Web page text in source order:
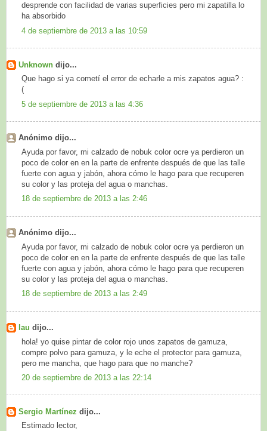
desprende con facilidad de varias superficies pero mi zapatilla lo
ha absorbido
4 de septiembre de 2013 a las 10:59
Unknown dijo...
Que hago si ya cometí el error de echarle a mis zapatos agua? :
(
5 de septiembre de 2013 a las 4:36
Anónimo dijo...
Ayuda por favor, mi calzado de nobuk color ocre ya perdieron un
poco de color en en la parte de enfrente después de que las talle
fuerte con agua y jabón, ahora cómo le hago para que recuperen
su color y las proteja del agua o manchas.
18 de septiembre de 2013 a las 2:46
Anónimo dijo...
Ayuda por favor, mi calzado de nobuk color ocre ya perdieron un
poco de color en en la parte de enfrente después de que las talle
fuerte con agua y jabón, ahora cómo le hago para que recuperen
su color y las proteja del agua o manchas.
18 de septiembre de 2013 a las 2:49
lau dijo...
hola! yo quise pintar de color rojo unos zapatos de gamuza,
compre polvo para gamuza, y le eche el protector para gamuza,
pero me mancha, que hago para que no manche?
20 de septiembre de 2013 a las 22:14
Sergio Martínez dijo...
Estimado lector,